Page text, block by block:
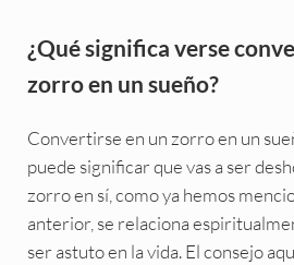
¿Qué significa verse
zorro en un sueño?
Convertirse en un zorro en un
puede significar que vas a ser
zorro en sí, como ya hemos
anterior, se relaciona
ser astuto en la vida. El consejo